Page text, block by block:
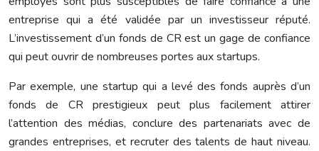
entreprise qui a été validée par un investisseur réputé.
L’investissement d’un fonds de CR est un gage de confiance
qui peut ouvrir de nombreuses portes aux startups.
Par exemple, une startup qui a levé des fonds auprès d’un
fonds de CR prestigieux peut plus facilement attirer
l’attention des médias, conclure des partenariats avec de
grandes entreprises, et recruter des talents de haut niveau.